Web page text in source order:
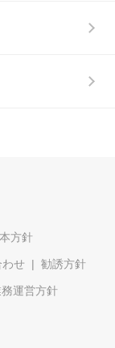
方針
せ 勧誘方針
運営方針